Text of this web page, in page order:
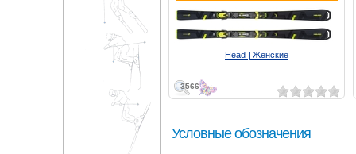
3566
Head | Женские
Условные обозначения